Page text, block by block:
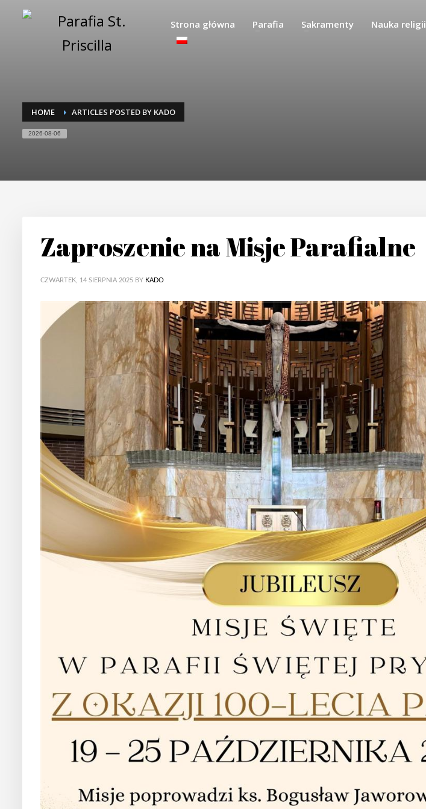
Strona główna Parafia Sakramenty Nauka religii
HOME ARTICLES POSTED BY KADO
2026-08-06
Zaproszenie na Misje Parafialne
CZWARTEK, 14 SIERPNIA 2025 BY KADO